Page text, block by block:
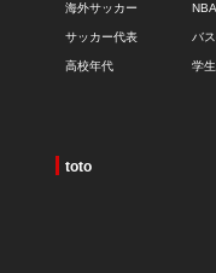
海外サッカー
サッカー代表
高校年代
NBA
バ
学
toto